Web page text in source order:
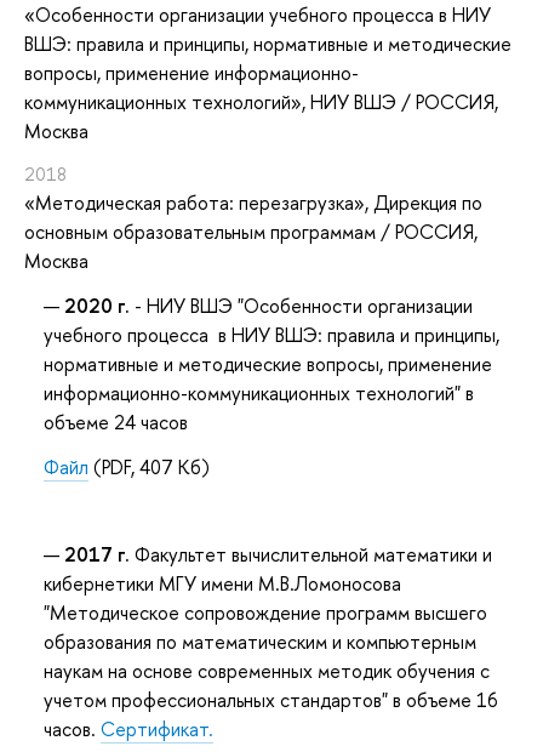
«Особенности организации учебного процесса в НИУ
ВШЭ: правила и принципы, нормативные и методические
вопросы, применение информационно-
коммуникационных технологий», НИУ ВШЭ / РОССИЯ,
Москва
2018
«Методическая работа: перезагрузка», Дирекция по
основным образовательным программам / РОССИЯ,
Москва
2020 г. - НИУ ВШЭ "Особенности организации
учебного процесса в НИУ ВШЭ: правила и принципы,
нормативные и методические вопросы, применение
информационно-коммуникационных технологий" в
объеме 24 часов
Файл (PDF, 407 Кб)
2017 г. Факультет вычислительной математики и
кибернетики МГУ имени М.В.Ломоносова
"Методическое сопровождение программ высшего
образования по математическим и компьютерным
наукам на основе современных методик обучения с
учетом профессиональных стандартов" в объеме 16
часов. Сертификат.